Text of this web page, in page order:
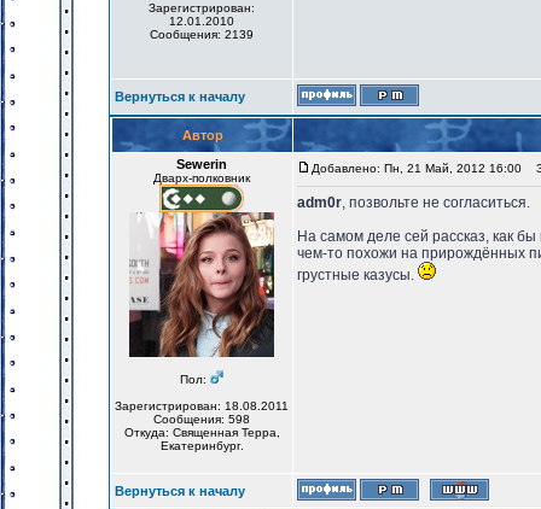
Зарегистрирован:
12.01.2010
Сообщения: 2139
Вернуться к началу
Автор
Sewerin
Дварх-полковник
Пол:
Зарегистрирован: 18.08.2011
Сообщения: 598
Откуда: Священная Терра,
Екатеринбург.
Добавлено: Пн, 21 Май, 2012 16:00
adm0r, позвольте не согласиться.
На самом деле сей рассказ, как
чем-то похожи на прирождённых
грустные казусы.
Вернуться к началу